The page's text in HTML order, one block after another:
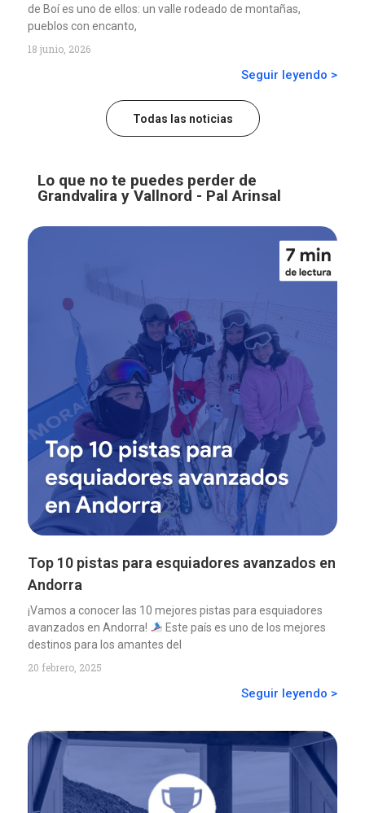
de Boí es uno de ellos: un valle rodeado de montañas,
pueblos con encanto,
18 junio, 2026
Seguir leyendo >
Todas las noticias
Lo que no te puedes perder de
Grandvalira y Vallnord - Pal Arinsal
Top 10 pistas para esquiadores avanzados en
Andorra
¡Vamos a conocer las 10 mejores pistas para esquiadores
avanzados en Andorra!
Este país es uno de los mejores
destinos para los amantes del
20 febrero, 2025
Seguir leyendo >